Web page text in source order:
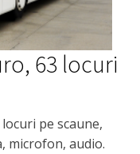
63 locuri
pe scaune,
microfon, audio.